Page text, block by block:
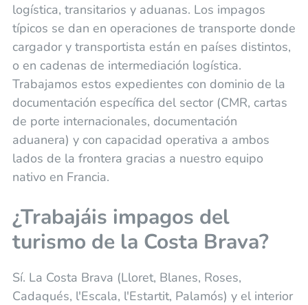
logística, transitarios y aduanas. Los impagos
típicos se dan en operaciones de transporte donde
cargador y transportista están en países distintos,
o en cadenas de intermediación logística.
Trabajamos estos expedientes con dominio de la
documentación específica del sector (CMR, cartas
de porte internacionales, documentación
aduanera) y con capacidad operativa a ambos
lados de la frontera gracias a nuestro equipo
nativo en Francia.
¿Trabajáis impagos del
turismo de la Costa Brava?
Sí. La Costa Brava (Lloret, Blanes, Roses,
Cadaqués, l'Escala, l'Estartit, Palamós) y el interior